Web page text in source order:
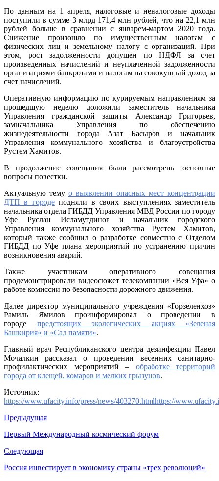
По данным на 1 апреля, налоговые и неналоговые доходы
поступили в сумме 3 млрд 171,4 млн рублей, что на 22,1 млн
рублей больше в сравнении с январем-мартом 2020 года.
Снижение произошло по имущественным налогам с
физических лиц и земельному налогу с организаций. При
этом, рост задолженности допущен по НДФЛ за счет
произведенных начислений и неуплаченной задолженности
организациями банкротами и налогам на совокупный доход за
счет начислений.
Оперативную информацию по курируемым направлениям за
прошедшую неделю доложили заместитель начальника
Управления гражданской защиты Александр Григорьев,
замначальника Управления по обеспечению
жизнедеятельности города Азат Басыров и начальник
Управления коммунального хозяйства и благоустройства
Рустем Хамитов.
В продолжение совещания были рассмотрены основные
вопросы повестки.
Актуальную тему о выявлении опасных мест концентрации
ДТП в городеподняли в своих выступлениях заместитель
начальника отдела ГИБДД Управления МВД России по городу
Уфе Руслан Исламутдинов и начальник городского
Управления коммунального хозяйства Рустем Хамитов,
который также сообщил о разработке совместно с Отделом
ГИБДД по Уфе плана мероприятий по устранению причин
возникновения аварий.
Также участникам оперативного совещания
продемонстрировали видеосюжет телекомпании «Вся Уфа» о
работе комиссии по безопасности дорожного движения.
Далее директор муниципального учреждения «Горзеленхоз»
Рамиль Ямилов проинформировал о проведении в
городе предстоящих экологических акциях «Зеленая
Башкирия» и «Сад памяти».
Главный врач Республиканского центра дезинфекции Павел
Мочалкин рассказал о проведении весенних санитарно-
профилактических мероприятий – обработке территорий
города от клещей, комаров и мелких грызунов.
Источник:
https://www.ufacity.info/press/news/403270.htmlhttps://
Предыдущая
Первый Международный космический форум
Следующая
Россия инвестирует в экономику страны «трех революций»